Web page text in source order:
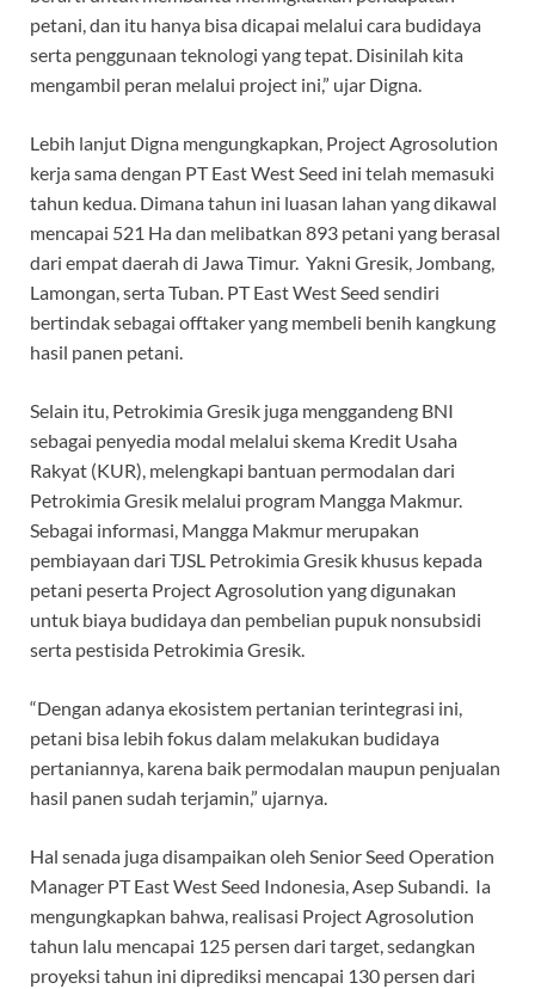
petani, dan itu hanya bisa dicapai melalui cara budidaya
serta penggunaan teknologi yang tepat. Disinilah kita
mengambil peran melalui project ini,” ujar Digna.
Lebih lanjut Digna mengungkapkan, Project Agrosolution
kerja sama dengan PT East West Seed ini telah memasuki
tahun kedua. Dimana tahun ini luasan lahan yang dikawal
mencapai 521 Ha dan melibatkan 893 petani yang berasal
dari empat daerah di Jawa Timur. Yakni Gresik, Jombang,
Lamongan, serta Tuban. PT East West Seed sendiri
bertindak sebagai offtaker yang membeli benih kangkung
hasil panen petani.
Selain itu, Petrokimia Gresik juga menggandeng BNI
sebagai penyedia modal melalui skema Kredit Usaha
Rakyat (KUR), melengkapi bantuan permodalan dari
Petrokimia Gresik melalui program Mangga Makmur.
Sebagai informasi, Mangga Makmur merupakan
pembiayaan dari TJSL Petrokimia Gresik khusus kepada
petani peserta Project Agrosolution yang digunakan
untuk biaya budidaya dan pembelian pupuk nonsubsidi
serta pestisida Petrokimia Gresik.
“Dengan adanya ekosistem pertanian terintegrasi ini,
petani bisa lebih fokus dalam melakukan budidaya
pertaniannya, karena baik permodalan maupun penjualan
hasil panen sudah terjamin,” ujarnya.
Hal senada juga disampaikan oleh Senior Seed Operation
Manager PT East West Seed Indonesia, Asep Subandi. Ia
mengungkapkan bahwa, realisasi Project Agrosolution
tahun lalu mencapai 125 persen dari target, sedangkan
proyeksi tahun ini diprediksi mencapai 130 persen dari